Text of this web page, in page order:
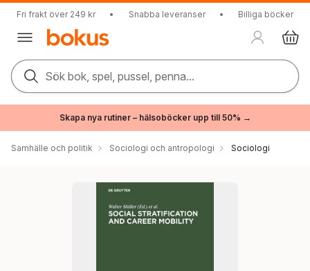
Fri frakt över 249 kr • Snabba leveranser • Billiga böcker
Sök bok, spel, pussel, penna...
Skapa nya rutiner – hälsoböcker upp till 50% →
Samhälle och politik Sociologi och antropologi Sociologi